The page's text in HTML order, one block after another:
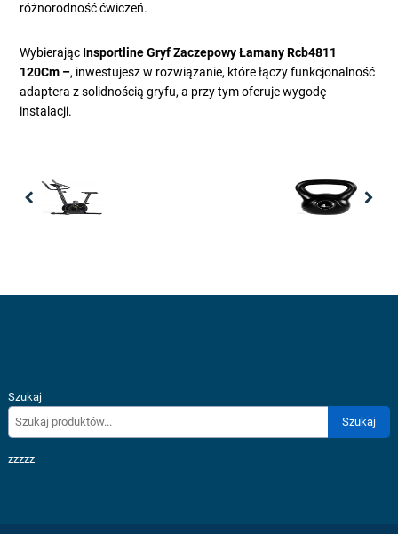
różnorodność ćwiczeń.
Wybierając Insportline Gryf Zaczepowy Łamany Rcb4811
120Cm –, inwestujesz w rozwiązanie, które łączy funkcjonalność
adaptera z solidnością gryfu, a przy tym oferuje wygodę
instalacji.
Szukaj
Szukaj
zzzzz